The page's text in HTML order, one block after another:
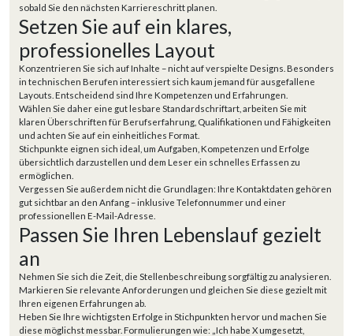
sobald Sie den nächsten Karriereschritt planen.
Setzen Sie auf ein klares,
professionelles Layout
Konzentrieren Sie sich auf Inhalte – nicht auf verspielte Designs. Besonders
in technischen Berufen interessiert sich kaum jemand für ausgefallene
Layouts. Entscheidend sind Ihre Kompetenzen und Erfahrungen.
Wählen Sie daher eine gut lesbare Standardschriftart, arbeiten Sie mit
klaren Überschriften für Berufserfahrung, Qualifikationen und Fähigkeiten
und achten Sie auf ein einheitliches Format.
Stichpunkte eignen sich ideal, um Aufgaben, Kompetenzen und Erfolge
übersichtlich darzustellen und dem Leser ein schnelles Erfassen zu
ermöglichen.
Vergessen Sie außerdem nicht die Grundlagen: Ihre Kontaktdaten gehören
gut sichtbar an den Anfang – inklusive Telefonnummer und einer
professionellen E-Mail-Adresse.
Passen Sie Ihren Lebenslauf gezielt
an
Nehmen Sie sich die Zeit, die Stellenbeschreibung sorgfältig zu analysieren.
Markieren Sie relevante Anforderungen und gleichen Sie diese gezielt mit
Ihren eigenen Erfahrungen ab.
Heben Sie Ihre wichtigsten Erfolge in Stichpunkten hervor und machen Sie
diese möglichst messbar. Formulierungen wie: „Ich habe X umgesetzt,